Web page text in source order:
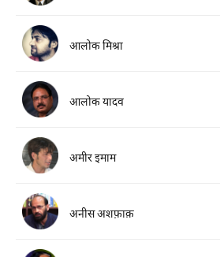
आलोक मिश्रा
आलोक यादव
अमीर इमाम
अनीस अशफ़ाक़